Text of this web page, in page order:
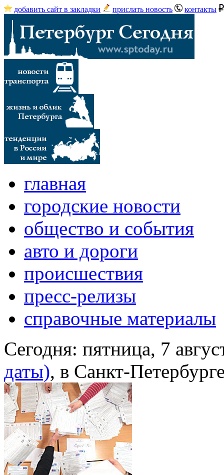
добавить сайт в закладки прислать новость контакты
главная
городские новости
общество и события
авто и дороги
происшествия
пресс-релизы
справочные материалы
Сегодня: пятница, 7
даты), в Санкт-